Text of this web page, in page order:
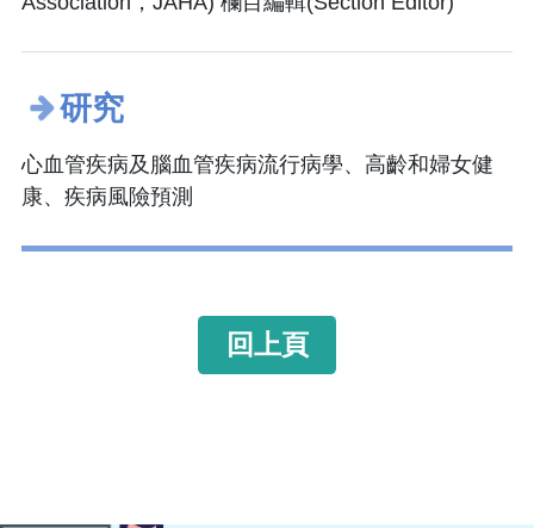
研究
心血管疾病及腦血管疾病流行病學、高齡和婦女健
康、疾病風險預測
回上頁